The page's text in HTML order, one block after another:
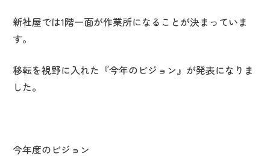
新社屋では1階一面が作業所になることが決まっていま
す。
移転を視野に入れた『今年のビジョン』が発表になりま
した。
今年度のビジョン